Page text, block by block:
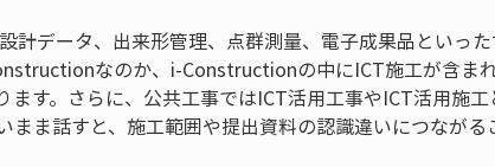
計データ、出来形管理、点群測量、電子成果品といっ
なのか、i-Constructionの中にICT施工が含ま
ます。さらに、公共工事ではICT活用工事やICT活用施
まま話すと、施工範囲や提出資料の認識違いにつながる